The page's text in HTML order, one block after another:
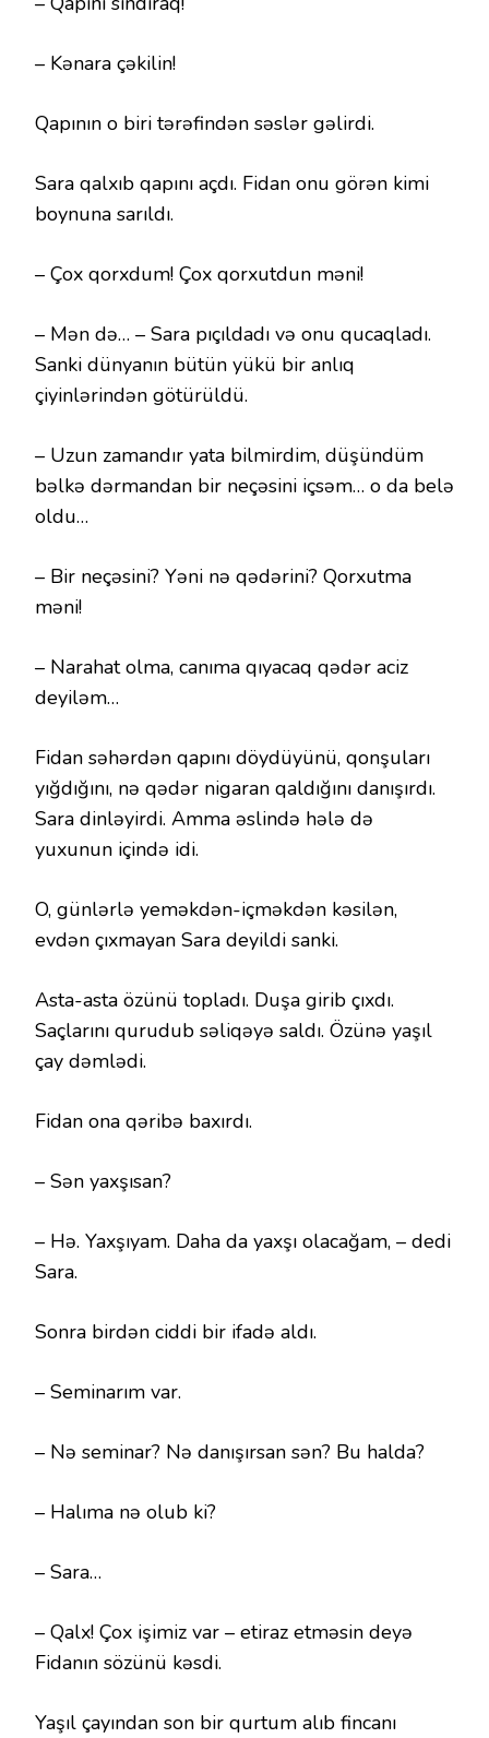
– Kənara çəkilin!
Qapının o biri tərəfindən səslər gəlirdi.
Sara qalxıb qapını açdı. Fidan onu görən kimi
boynuna sarıldı.
– Çox qorxdum! Çox qorxutdun məni!
– Mən də… – Sara pıçıldadı və onu qucaqladı.
Sanki dünyanın bütün yükü bir anlıq
çiyinlərindən götürüldü.
– Uzun zamandır yata bilmirdim, düşündüm
bəlkə dərmandan bir neçəsini içsəm… o da belə
oldu…
– Bir neçəsini? Yəni nə qədərini? Qorxutma
məni!
– Narahat olma, canıma qıyacaq qədər aciz
deyiləm…
Fidan səhərdən qapını döydüyünü, qonşuları
yığdığını, nə qədər nigaran qaldığını danışırdı.
Sara dinləyirdi. Amma əslində hələ də
yuxunun içində idi.
O, günlərlə yeməkdən-içməkdən kəsilən,
evdən çıxmayan Sara deyildi sanki.
Asta-asta özünü topladı. Duşa girib çıxdı.
Saçlarını qurudub səliqəyə saldı. Özünə yaşıl
çay dəmlədi.
Fidan ona qəribə baxırdı.
– Sən yaxşısan?
– Hə. Yaxşıyam. Daha da yaxşı olacağam, – dedi
Sara.
Sonra birdən ciddi bir ifadə aldı.
– Seminarım var.
– Nə seminar? Nə danışırsan sən? Bu halda?
– Halıma nə olub ki?
– Sara…
– Qalx! Çox işimiz var – etiraz etməsin deyə
Fidanın sözünü kəsdi.
Yaşıl çayından son bir qurtum alıb fincanı